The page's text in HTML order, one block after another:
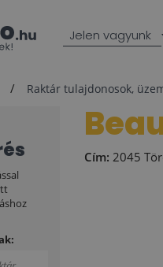
Jelen vagyunk
Raktár tulajdonosok,
Cím: 2045